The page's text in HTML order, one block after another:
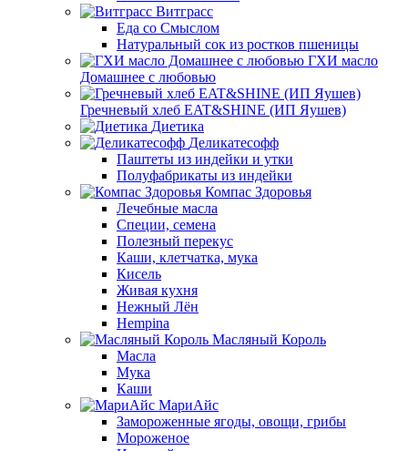
Витграсс
Еда со Смыслом
Натуральный сок из ростков пшеницы
ГХИ масло
Домашнее с любовью
Гречневый хлеб EAT&SHINE (ИП Яушев)
Диетика
Деликатесофф
Паштеты из индейки и утки
Полуфабрикаты из индейки
Компас Здоровья
Лечебные масла
Специи, семена
Полезный перекус
Каши, клетчатка, мука
Кисель
Живая кухня
Нежный Лён
Hempina
Масляный Король
Масла
Мука
Каши
МариАйс
Замороженные ягоды, овощи, грибы
Мороженое